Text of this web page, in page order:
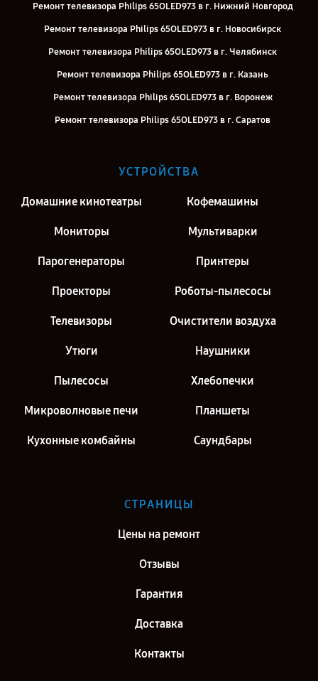
Ремонт телевизора Philips 65OLED973 в г. Нижний Новгород
Ремонт телевизора Philips 65OLED973 в г. Новосибирск
Ремонт телевизора Philips 65OLED973 в г. Челябинск
Ремонт телевизора Philips 65OLED973 в г. Казань
Ремонт телевизора Philips 65OLED973 в г. Воронеж
Ремонт телевизора Philips 65OLED973 в г. Саратов
Ремонт телевизора Philips 65OLED973 в г. Москва
УСТРОЙСТВА
Домашние кинотеатры Кофемашины
Мониторы Мультиварки
Парогенераторы Принтеры
Проекторы Роботы-пылесосы
Телевизоры Очистители воздуха
Утюги Наушники
Пылесосы Хлебопечки
Микроволновые печи Планшеты
Кухонные комбайны Саундбары
СТРАНИЦЫ
Цены на ремонт
Отзывы
Гарантия
Доставка
Контакты